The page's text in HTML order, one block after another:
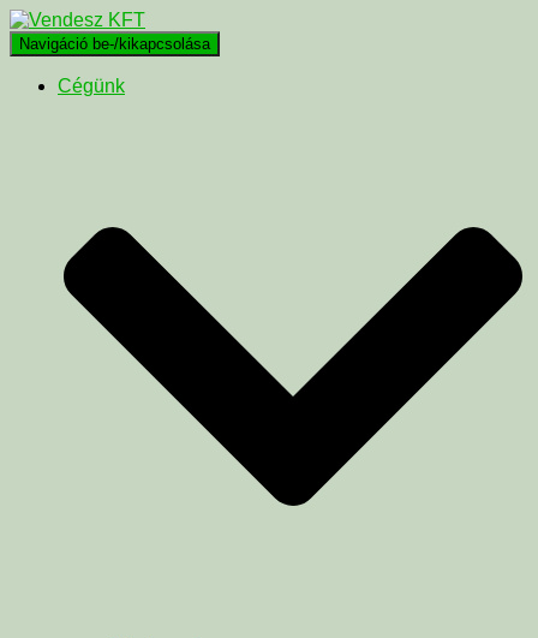
Navigáció be-/kikapcsolása
Cégünk